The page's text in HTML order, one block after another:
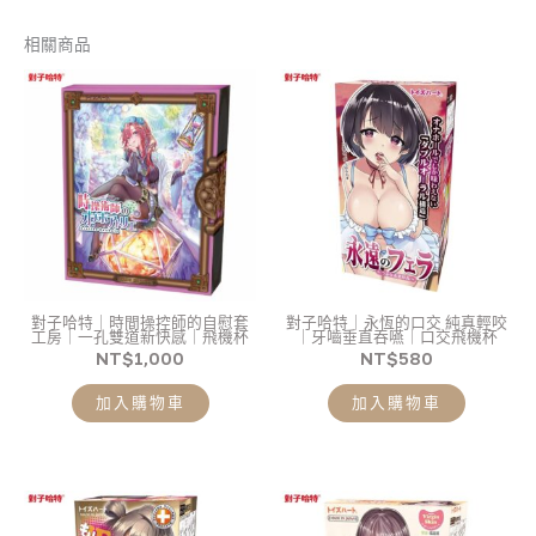
相關商品
對子哈特｜時間操控師的自慰套
工房｜一孔雙道新快感｜飛機杯
NT$1,000
加入購物車
對子哈特｜永恆的口交 純真輕咬
｜牙嚙垂直吞嚥｜口交飛機杯
NT$580
加入購物車